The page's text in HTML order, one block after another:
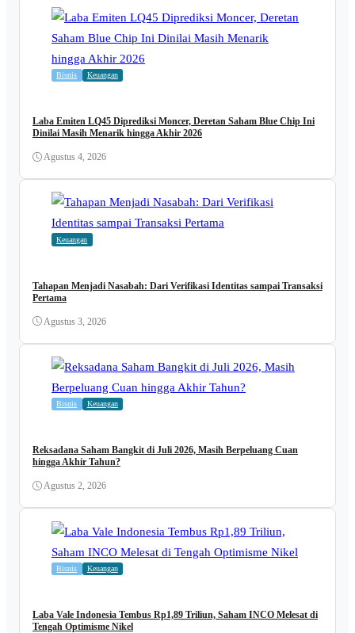
Bisnis Keuangan
Laba Emiten LQ45 Diprediksi Moncer, Deretan Saham Blue Chip Ini
Dinilai Masih Menarik hingga Akhir 2026
Agustus 4, 2026
Keuangan
Tahapan Menjadi Nasabah: Dari Verifikasi Identitas sampai Transaksi
Pertama
Agustus 3, 2026
Bisnis Keuangan
Reksadana Saham Bangkit di Juli 2026, Masih Berpeluang Cuan
hingga Akhir Tahun?
Agustus 2, 2026
Bisnis Keuangan
Laba Vale Indonesia Tembus Rp1,89 Triliun, Saham INCO Melesat di
Tengah Optimisme Nikel